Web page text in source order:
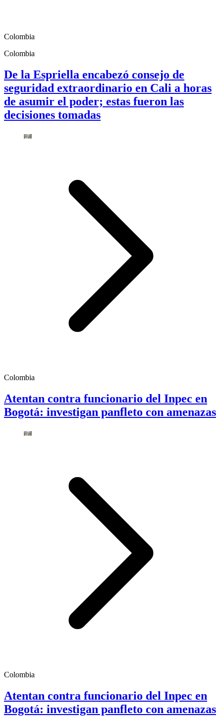
Colombia
Colombia
De la Espriella encabezó consejo de
seguridad extraordinario en Cali a horas
de asumir el poder; estas fueron las
decisiones tomadas
Colombia
Atentan contra funcionario del Inpec en
Bogotá: investigan panfleto con amenazas
Colombia
Atentan contra funcionario del Inpec en
Bogotá: investigan panfleto con amenazas